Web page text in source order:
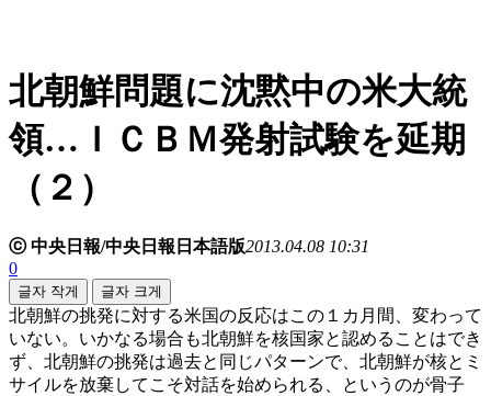
北朝鮮問題に沈黙中の米大統
領…ＩＣＢＭ発射試験を延期
（２）
ⓒ 中央日報/中央日報日本語版2013.04.08 10:31
0
글자 작게 글자 크게
北朝鮮の挑発に対する米国の反応はこの１カ月間、変わって
いない。いかなる場合も北朝鮮を核国家と認めることはでき
ず、北朝鮮の挑発は過去と同じパターンで、北朝鮮が核とミ
サイルを放棄してこそ対話を始められる、というのが骨子